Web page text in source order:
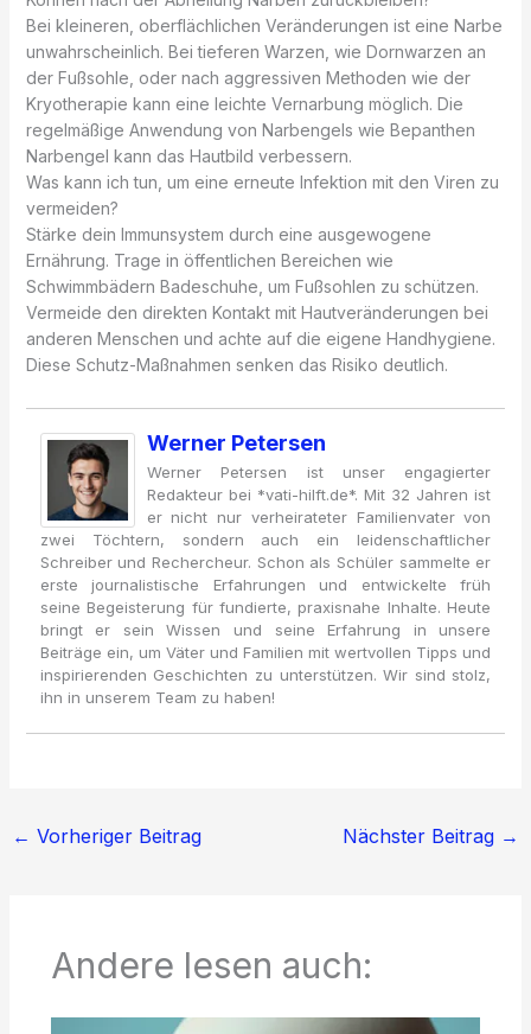
Bei kleineren, oberflächlichen Veränderungen ist eine Narbe
unwahrscheinlich. Bei tieferen Warzen, wie Dornwarzen an
der Fußsohle, oder nach aggressiven Methoden wie der
Kryotherapie kann eine leichte Vernarbung möglich. Die
regelmäßige Anwendung von Narbengels wie Bepanthen
Narbengel kann das Hautbild verbessern.
Was kann ich tun, um eine erneute Infektion mit den Viren zu
vermeiden?
Stärke dein Immunsystem durch eine ausgewogene
Ernährung. Trage in öffentlichen Bereichen wie
Schwimmbädern Badeschuhe, um Fußsohlen zu schützen.
Vermeide den direkten Kontakt mit Hautveränderungen bei
anderen Menschen und achte auf die eigene Handhygiene.
Diese Schutz-Maßnahmen senken das Risiko deutlich.
Werner Petersen
Werner Petersen ist unser engagierter
Redakteur bei *vati-hilft.de*. Mit 32 Jahren ist
er nicht nur verheirateter Familienvater von
zwei Töchtern, sondern auch ein leidenschaftlicher
Schreiber und Rechercheur. Schon als Schüler sammelte er
erste journalistische Erfahrungen und entwickelte früh
seine Begeisterung für fundierte, praxisnahe Inhalte. Heute
bringt er sein Wissen und seine Erfahrung in unsere
Beiträge ein, um Väter und Familien mit wertvollen Tipps und
inspirierenden Geschichten zu unterstützen. Wir sind stolz,
ihn in unserem Team zu haben!
← Vorheriger Beitrag Nächster Beitrag →
Andere lesen auch: